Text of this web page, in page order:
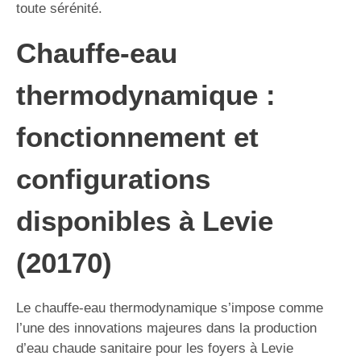
toute sérénité.
Chauffe-eau
thermodynamique :
fonctionnement et
configurations
disponibles à Levie
(20170)
Le chauffe-eau thermodynamique s’impose comme
l’une des innovations majeures dans la production
d’eau chaude sanitaire pour les foyers à Levie